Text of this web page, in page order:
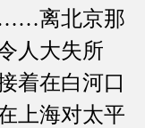
……离北京那
人大失所
着在白河口
上海对太平